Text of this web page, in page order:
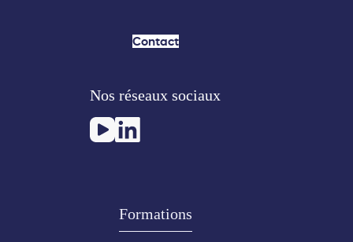
Contact
Nos réseaux sociaux
Formations